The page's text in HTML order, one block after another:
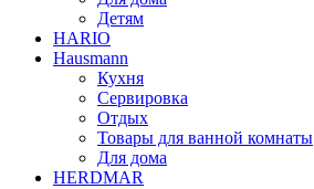
Детям
HARIO
Hausmann
Кухня
Сервировка
Отдых
Товары для ванной комнаты
Для дома
HERDMAR